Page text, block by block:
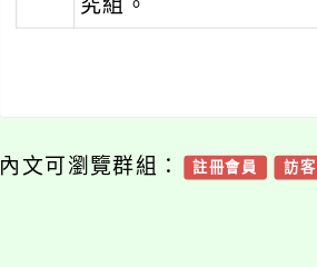
究組。
內文可瀏覽群組： 註冊會員 訪客